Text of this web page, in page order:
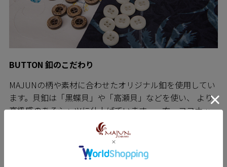
BUTTON 釦のこだわり
MAJUNの柄や素材に合わせたオリジナル釦を使用してい
ます。貝釦は「黒蝶貝」や「高瀬貝」などを使い、 より
高級感のあるシャツに仕上げています。一方、ココナッ
ツ釦は素朴であたたかみのある表情を演出します。 釦の
存在感がMAJUNをさらにワンランク上のものへと変化さ